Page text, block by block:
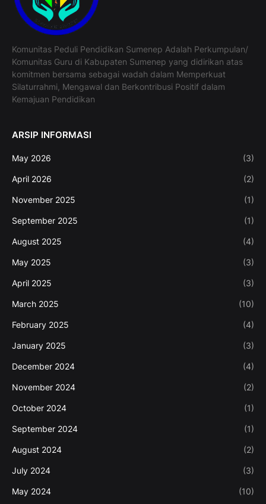
Komunitas Peduli Pendidikan Sumenep Adalah Perkumpulan/
Komunitas Guru di Kabupaten Sumenep yang didirikan atas
komitmen bersama sebagai wadah dalam Memperkuat
Silaturrahmi, Mengawal dan Berkontribusi Positif dalam
Kemajuan Pendidikan
ARSIP INFORMASI
May 2026 (3)
April 2026 (2)
November 2025 (1)
September 2025 (1)
August 2025 (4)
May 2025 (3)
April 2025 (3)
March 2025 (10)
February 2025 (4)
January 2025 (3)
December 2024 (4)
November 2024 (2)
October 2024 (1)
September 2024 (1)
August 2024 (2)
July 2024 (3)
May 2024 (10)